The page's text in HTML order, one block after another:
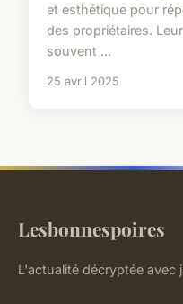
et esthétique pour
des propriétaires.
souvent ...
25 avril 2025
Lesbonnespoires
L'actualité décryptée avec